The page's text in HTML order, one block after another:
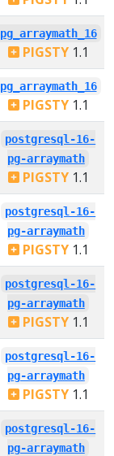
pg_arraymath_16
PIGSTY1.1
pg_arraymath_16
PIGSTY1.1
postgresql-16-
pg-arraymath
PIGSTY1.1
postgresql-16-
pg-arraymath
PIGSTY1.1
postgresql-16-
pg-arraymath
PIGSTY1.1
postgresql-16-
pg-arraymath
PIGSTY1.1
postgresql-16-
pg-arraymath